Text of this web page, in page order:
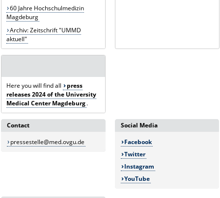
60 Jahre Hochschulmedizin
Magdeburg
Archiv: Zeitschrift "UMMD
aktuell"
Here you will find all
press
releases 2024 of the University
Medical Center Magdeburg.
Contact
pressestelle@med.ovgu.de
Social Media
Facebook
Twitter
Instagram
YouTube